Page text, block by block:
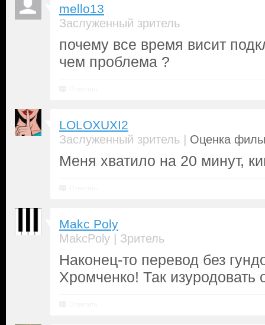
mello13
Заслуженный зритель
почему все время висит
чем проблема ?
LOLOXUXI2
Заслуженный зритель | Оценка
Меня хватило на 20 минут,
Makc Poly
MakcPoly | Зритель
Наконец-то перевод без
Хромченко! Так